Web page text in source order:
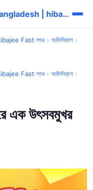
✅ hibajee - Original App Bangladesh | hibajee Fast লাভ
Fast লাভ› অফিসিয়াল ›
Fast লাভ› অফিসিয়াল ›
এক উৎসবমুখর